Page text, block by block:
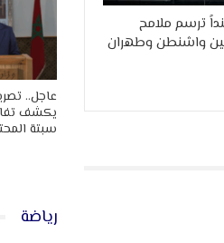
من 14 بنداً ترسم ملامح
واشنطن وطهران
عاجل..
يكشف
سبتة
رياضة